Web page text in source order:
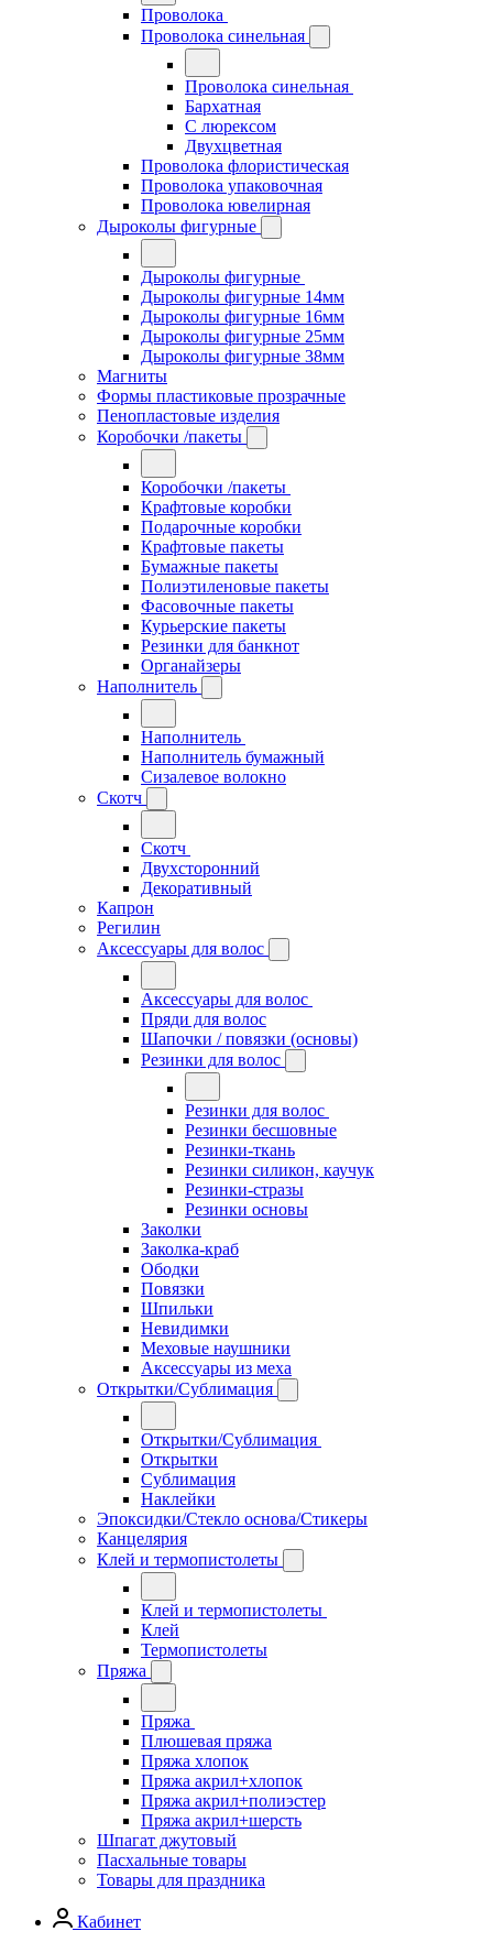
Проволока
Проволока синельная
Проволока синельная
Бархатная
С люрексом
Двухцветная
Проволока флористическая
Проволока упаковочная
Проволока ювелирная
Дыроколы фигурные
Дыроколы фигурные
Дыроколы фигурные 14мм
Дыроколы фигурные 16мм
Дыроколы фигурные 25мм
Дыроколы фигурные 38мм
Магниты
Формы пластиковые прозрачные
Пенопластовые изделия
Коробочки /пакеты
Коробочки /пакеты
Крафтовые коробки
Подарочные коробки
Крафтовые пакеты
Бумажные пакеты
Полиэтиленовые пакеты
Фасовочные пакеты
Курьерские пакеты
Резинки для банкнот
Органайзеры
Наполнитель
Наполнитель
Наполнитель бумажный
Сизалевое волокно
Скотч
Скотч
Двухсторонний
Декоративный
Капрон
Регилин
Аксессуары для волос
Аксессуары для волос
Пряди для волос
Шапочки / повязки (основы)
Резинки для волос
Резинки для волос
Резинки бесшовные
Резинки-ткань
Резинки силикон, каучук
Резинки-стразы
Резинки основы
Заколки
Заколка-краб
Ободки
Повязки
Шпильки
Невидимки
Меховые наушники
Аксессуары из меха
Открытки/Сублимация
Открытки/Сублимация
Открытки
Сублимация
Наклейки
Эпоксидки/Стекло основа/Стикеры
Канцелярия
Клей и термопистолеты
Клей и термопистолеты
Клей
Термопистолеты
Пряжа
Пряжа
Плюшевая пряжа
Пряжа хлопок
Пряжа акрил+хлопок
Пряжа акрил+полиэстер
Пряжа акрил+шерсть
Шпагат джутовый
Пасхальные товары
Товары для праздника
Кабинет